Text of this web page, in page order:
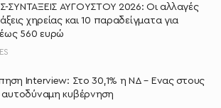
ΣΥΝΤΑΞΕΙΣ ΑΥΓΟΥΣΤΟΥ 2026: Οι αλλαγές
χηρείας και 10 παραδείγματα για
έως 560 ευρώ
Interview: Στο 30,1% η ΝΔ – Ένας στους
κυβέρνηση